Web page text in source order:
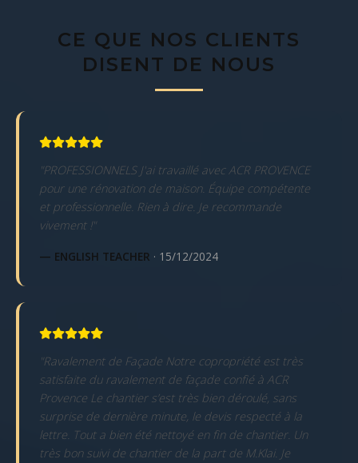
CE QUE NOS CLIENTS
DISENT DE NOUS
"PROFESSIONNELS J'ai travaillé avec ACR PROVENCE
pour une rénovation de maison. Équipe compétente
et professionnelle. Rien à dire. Je recommande
vivement !"
— ENGLISH TEACHER · 15/12/2024
"Ravalement de Façade Notre copropriété est très
satisfaite du ravalement de façade confié à ACR
Provence Le chantier s’est très bien déroulé, sans
surprise de dernière minute, le devis respecté à la
lettre. Tout a bien été nettoyé en fin de chantier. Un
très bon suivi de chantier de la part de M.Klai. Je